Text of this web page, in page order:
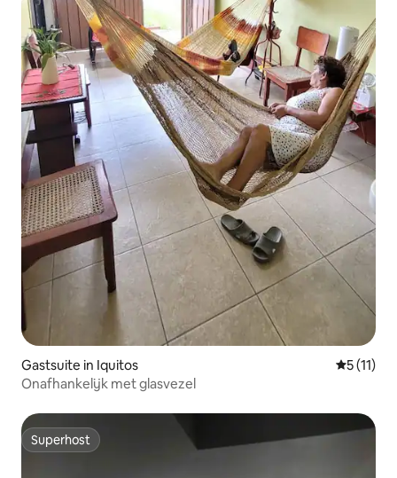
Gastsuite in Iquitos
5 (11)
Onafhankelijk met glasvezel
Superhost
Superhost